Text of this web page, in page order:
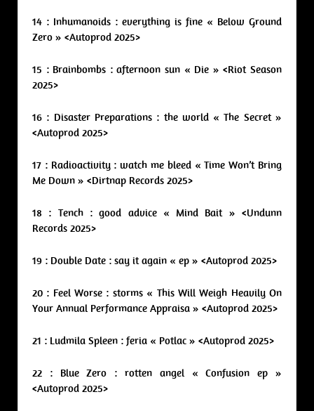
14 : Inhumanoids : everything is fine « Below Ground
Zero » <Autoprod 2025>
15 : Brainbombs : afternoon sun « Die » <Riot Season
2025>
16 : Disaster Preparations : the world « The Secret »
<Autoprod 2025>
17 : Radioactivity : watch me bleed « Time Won’t Bring
Me Down » <Dirtnap Records 2025>
18 : Tench : good advice « Mind Bait » <Undunn
Records 2025>
19 : Double Date : say it again « ep » <Autoprod 2025>
20 : Feel Worse : storms « This Will Weigh Heavily On
Your Annual Performance Appraisa » <Autoprod 2025>
21 : Ludmila Spleen : feria « Potlac » <Autoprod 2025>
22 : Blue Zero : rotten angel « Confusion ep »
<Autoprod 2025>